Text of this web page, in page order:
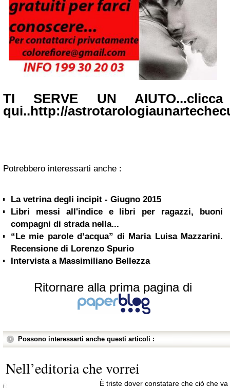
TI SERVE UN AIUTO...clicca
qui..http://
Potrebbero interessarti anche :
La vetrina degli incipit - Giugno 2015
Libri messi all'indice e libri per ragazzi, buoni
compagni di strada nella...
“Le mie parole d’acqua” di Maria Luisa Mazzarini.
Recensione di Lorenzo Spurio
Intervista a Massimiliano Bellezza
Ritornare alla prima pagina di
Possono interessarti anche questi articoli :
Nell’editoria che vorrei
È triste dover constatare che ciò che va